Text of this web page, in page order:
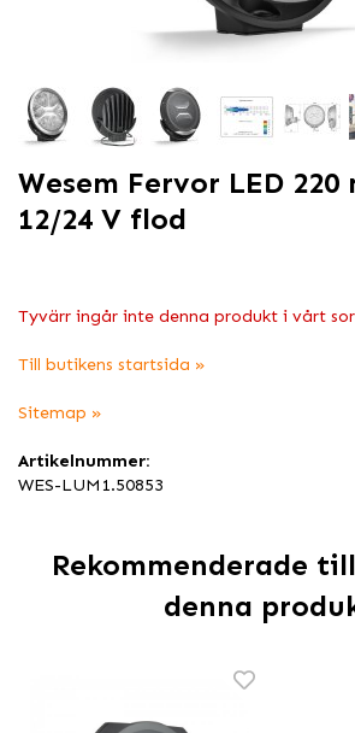
Wesem Fervor LED 220
12/24 V flod
Tyvärr ingår inte denna produkt i vårt
Till butikens startsida »
Sitemap »
Artikelnummer:
WES-LUM1.50853
Rekommenderade
denna